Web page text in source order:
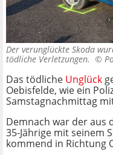
Der verunglückte Skoda
tödliche Verletzungen. ©
Das tödliche Unglück
Oebisfelde, wie ein
Samstagnachmittag
Demnach war der aus
35-Jährige mit seinem
kommend in Richtung